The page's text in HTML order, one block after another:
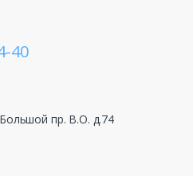
40
пр. В.О. д.74